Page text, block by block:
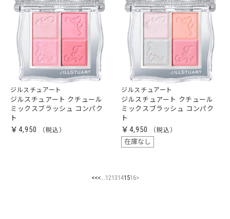
ジルスチュアート
ジルスチュアート クチュール
ミックスブラッシュ コンパク
ト
￥4,950
ジルスチュアート
ジルスチュアート クチュール
ミックスブラッシュ コンパク
ト
￥4,950
在庫なし
<<<...1213141516>